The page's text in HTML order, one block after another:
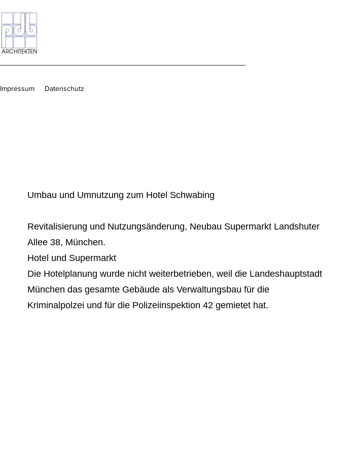
Impressum Datenschutz
Umbau und Umnutzung zum Hotel Schwabing
Revitalisierung und Nutzungsänderung, Neubau Supermarkt Landshuter
Allee 38, München.
Hotel und Supermarkt
Die Hotelplanung wurde nicht weiterbetrieben, weil die Landeshauptstadt
München das gesamte Gebäude als Verwaltungsbau für die
Kriminalpolzei und für die Polizeiinspektion 42 gemietet hat.